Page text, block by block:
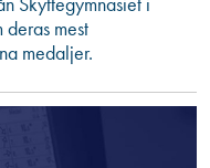
deras mest
medaljer.